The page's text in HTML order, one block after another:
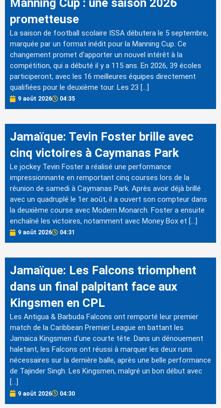
Manning Cup : une saison 2026
prometteuse
La saison de football scolaire ISSA débutera le 5 septembre,
marquée par un format inédit pour la Manning Cup. Ce
changement promet d'apporter un nouvel intérêt à la
compétition, qui a débuté il y a 115 ans. En 2026, 39 écoles
participeront, avec les 16 meilleures équipes directement
qualifiées pour le deuxième tour. Les 23 […]
9 août 2026 04:35
Jamaïque: Tevin Foster brille avec
cinq victoires à Caymanas Park
Le jockey Tevin Foster a réalisé une performance
impressionnante en remportant cinq courses lors de la
réunion de samedi à Caymanas Park. Après avoir déjà brillé
avec un quadruplé le 1er août, il a ouvert son compteur dans
la deuxième course avec Modern Monarch. Foster a ensuite
enchaîné les victoires, notamment avec Money Box et […]
9 août 2026 04:31
Jamaïque: Les Falcons triomphent
dans un final palpitant face aux
Kingsmen en CPL
Les Antigua & Barbuda Falcons ont remporté leur premier
match de la Caribbean Premier League en battant les
Jamaica Kingsmen d'une courte tête. Dans un dénouement
haletant, les Falcons ont réussi à marquer les deux runs
nécessaires sur la dernière balle, après une belle performance
de Tajinder Singh. Les Kingsmen, malgré un bon début avec
[…]
9 août 2026 04:30